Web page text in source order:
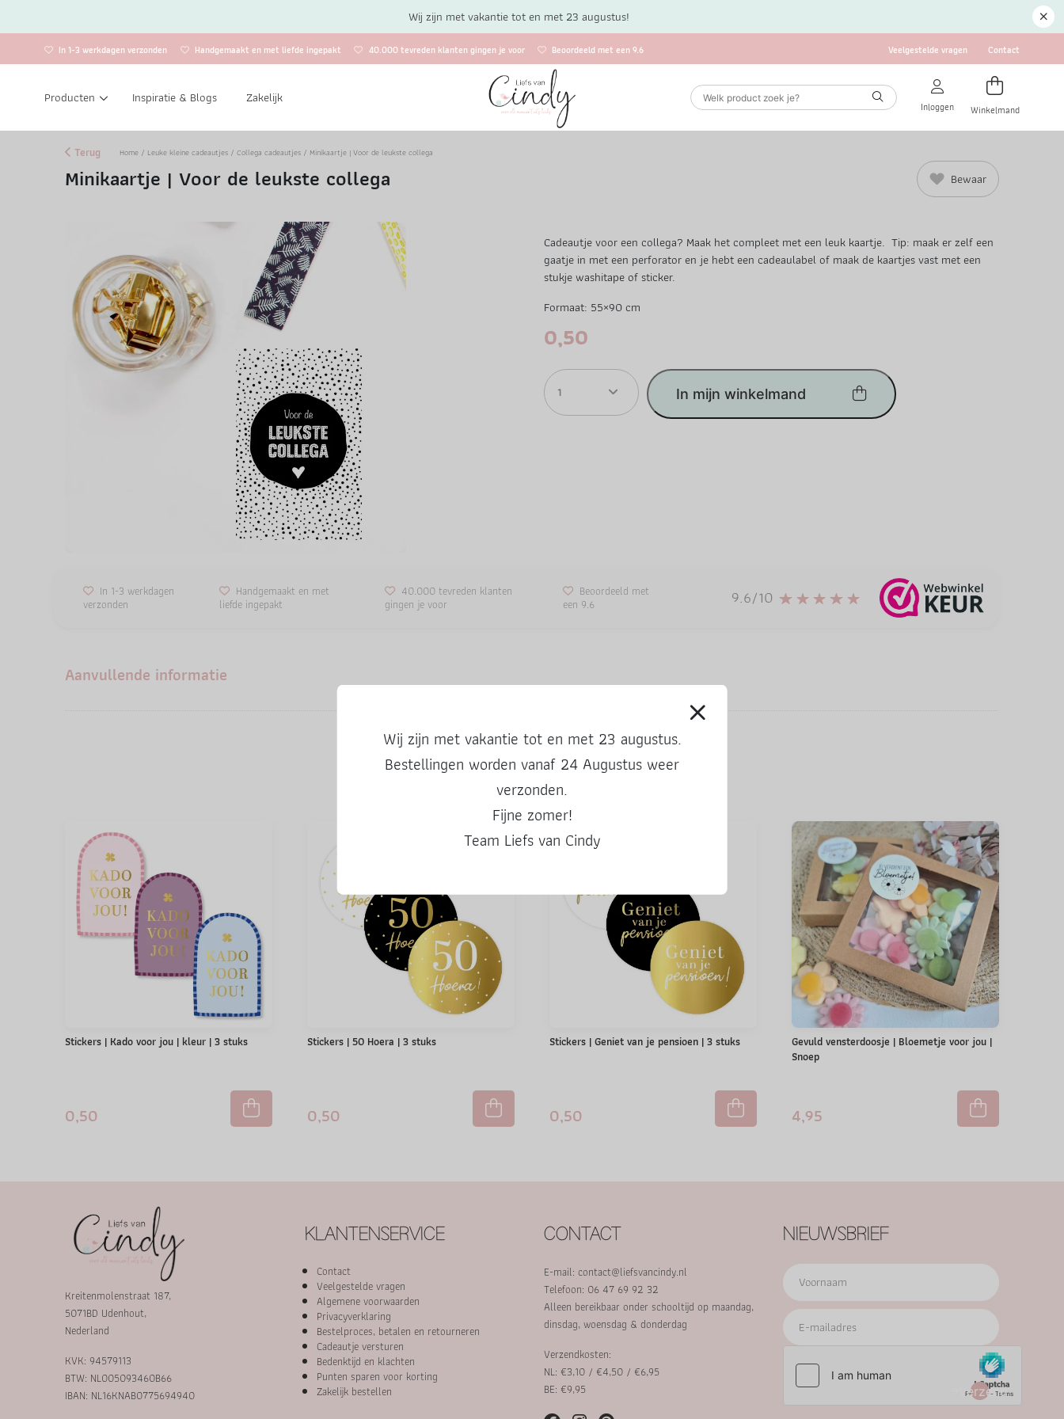
In 1-3 werkdagen verzonden Handgemaakt en met liefde ingepakt 40.000 tevreden klanten gingen je voor Beoordeeld met een 9.6 Veelgestelde vragen Contact
Producten Inspiratie & Blogs Zakelijk Inloggen Winkelmand
Terug Home / Leuke kleine cadeautjes /Collega cadeautjes / Minikaartje | Voor de leukste collega
Minikaartje | Voor de leukste collega Bewaar
Cadeautje voor een collega? Maak het compleet met een leuk kaartje. Tip: maak er zelf een
gaatje in met een perforator en je hebt een cadeaulabel of maak de kaartjes vast met een
stukje washitape of sticker.
Formaat: 55×90 cm
0,50
1 In mijn winkelmand
In 1-3 werkdagen
verzonden
Handgemaakt en met
liefde ingepakt
40.000 tevreden klanten
gingen je voor
Beoordeeld met
een 9.6
9.6/10
Aanvullende informatie
Ook leuke producten
Stickers | Kado voor jou | kleur | 3 stuks
0,50
Stickers | 50 Hoera | 3 stuks
0,50
Stickers | Geniet van je pensioen | 3 stuks
0,50
Gevuld vensterdoosje | Bloemetje voor jou |
Snoep
4,95
Wij zijn met vakantie tot en met 23 augustus!
Wij zijn met vakantie tot en met 23 augustus.
Bestellingen worden vanaf 24 Augustus weer
verzonden.
Fijne zomer!
Team Liefs van Cindy
Kreitenmolenstraat 187,
5071BD Udenhout,
Nederland
KVK: 94579113
BTW: NL005093460B66
IBAN: NL16KNAB0775694940
KLANTENSERVICE
Contact
Veelgestelde vragen
Algemene voorwaarden
Privacyverklaring
Bestelproces, betalen en retourneren
Cadeautje versturen
Bedenktijd en klachten
Punten sparen voor korting
Zakelijk bestellen
CONTACT
E-mail: contact@liefsvancindy.nl
Telefoon: 06 47 69 92 32
Alleen bereikbaar onder schooltijd op maandag,
dinsdag, woensdag & donderdag
Verzendkosten:
NL: €3,10 / €4,50 / €6,95
BE: €9,95
NIEUWSBRIEF
Verzend